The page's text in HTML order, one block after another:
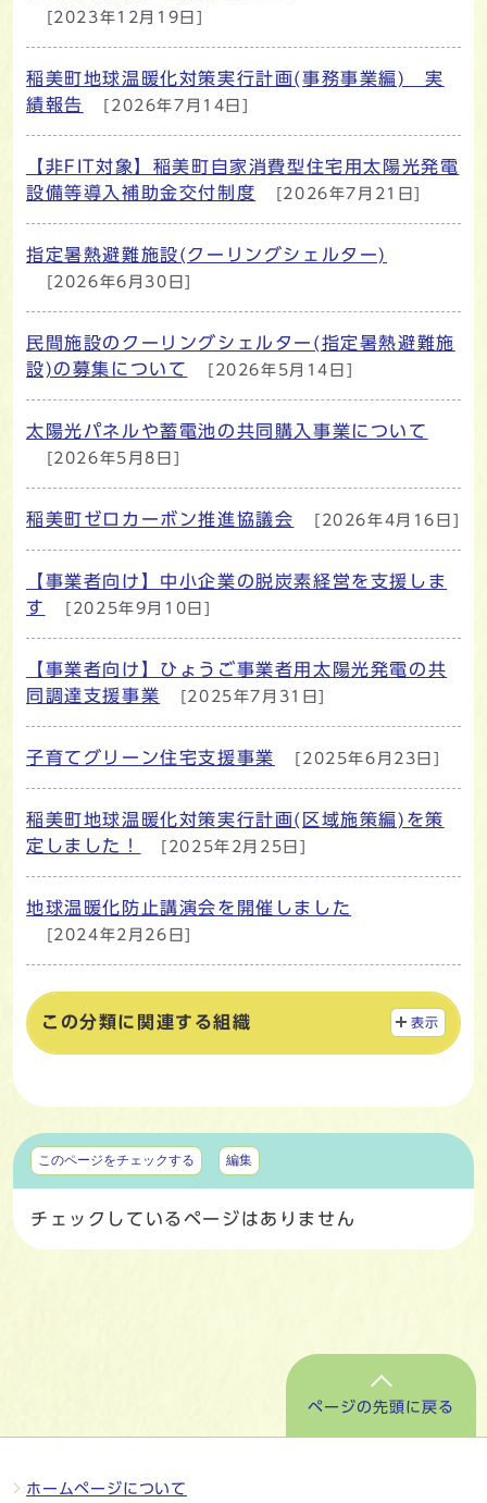
[2023年12月19日]
稲美町地球温暖化対策実行計画(事務事業編) 実
績報告
[2026年7月14日]
【非FIT対象】稲美町自家消費型住宅用太陽光発電
設備等導入補助金交付制度
[2026年7月21日]
指定暑熱避難施設(クーリングシェルター)
[2026年6月30日]
民間施設のクーリングシェルター(指定暑熱避難施
設)の募集について
[2026年5月14日]
太陽光パネルや蓄電池の共同購入事業について
[2026年5月8日]
稲美町ゼロカーボン推進協議会 [2026年4月16日]
【事業者向け】中小企業の脱炭素経営を支援しま
す
[2025年9月10日]
【事業者向け】ひょうご事業者用太陽光発電の共
同調達支援事業
[2025年7月31日]
子育てグリーン住宅支援事業 [2025年6月23日]
稲美町地球温暖化対策実行計画(区域施策編)を策
定しました！
[2025年2月25日]
地球温暖化防止講演会を開催しました
[2024年2月26日]
この分類に関連する組織 表示
マイページ
このページをチェックする 編集
チェックしているページはありません
ページの先頭に戻る
ホームページについて